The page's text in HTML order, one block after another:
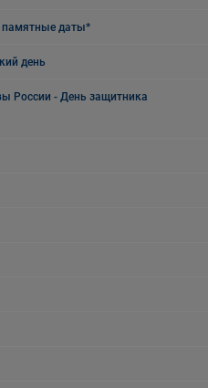
памятные даты*
день
России - День защитника